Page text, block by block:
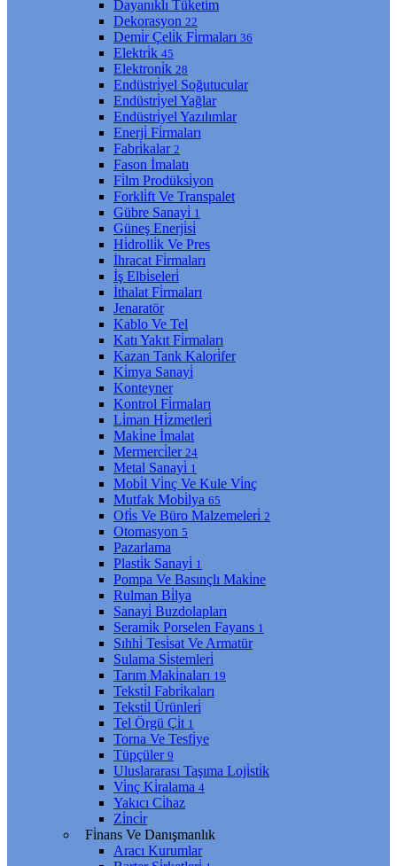
Dayanıklı Tüketi̇m
Dekorasyon 22
Demi̇r Çeli̇k Fi̇rmaları 36
Elektri̇k 45
Elektroni̇k 28
Endüstri̇yel Soğutucular
Endüstri̇yel Yağlar
Endüstri̇yel Yazılımlar
Enerji̇ Fi̇rmaları
Fabri̇kalar 2
Fason İmalatı
Fi̇lm Prodüksi̇yon
Forkli̇ft Ve Transpalet
Gübre Sanayi̇ 1
Güneş Enerji̇si̇
Hi̇drolli̇k Ve Pres
İhracat Fi̇rmaları
İş Elbi̇seleri̇
İthalat Fi̇rmaları
Jenaratör
Kablo Ve Tel
Katı Yakıt Fi̇rmaları
Kazan Tank Kalori̇fer
Ki̇mya Sanayi̇
Konteyner
Kontrol Fi̇rmaları
Li̇man Hi̇zmetleri̇
Maki̇ne İmalat
Mermerci̇ler 24
Metal Sanayi̇ 1
Mobi̇l Vi̇nç Ve Kule Vi̇nç
Mutfak Mobi̇lya 65
Ofi̇s Ve Büro Malzemeleri̇ 2
Otomasyon 5
Pazarlama
Plasti̇k Sanayi̇ 1
Pompa Ve Basınçlı Maki̇ne
Rulman Bi̇lya
Sanayi̇ Buzdolapları
Serami̇k Porselen Fayans 1
Sıhhi̇ Tesi̇sat Ve Armatür
Sulama Si̇stemleri̇
Tarım Maki̇naları 19
Teksti̇l Fabri̇kaları
Teksti̇l Ürünleri̇
Tel Örgü Çi̇t 1
Torna Ve Tesfi̇ye
Tüpçüler 9
Uluslararası Taşıma Loji̇sti̇k
Vi̇nç Ki̇ralama 4
Yakıcı Ci̇haz
Zi̇nci̇r
Fi̇nans Ve Danışmanlık
Aracı Kurumlar